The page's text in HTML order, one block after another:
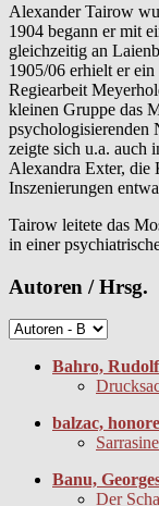
Alexander Tairow
1904 begann er mit
gleichzeitig an
1905/06 erhielt er
Regiearbeit
kleinen Gruppe das
psychologisierenden
zeigte sich u.a. auch
Alexandra Exter, die
Inszenierungen
Tairow leitete das
in einer
Autoren / Hrsg.
Bahro, Rudolf
balzac,
Sarrasine
Banu,
Der